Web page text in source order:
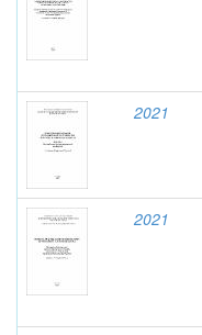
2021
2021